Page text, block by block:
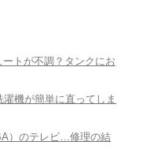
トが不調？タンクにお
機が簡単に直ってしま
）のテレビ…修理の結